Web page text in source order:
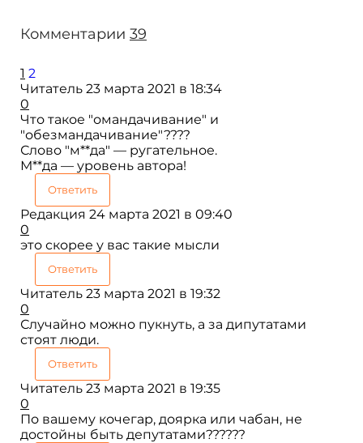
Комментарии 39
1 2
Читатель 23 марта 2021 в 18:34
0
Что такое "омандачивание" и
"обезмандачивание"????
Слово "м**да" — ругательное.
М**да — уровень автора!
Ответить
Редакция 24 марта 2021 в 09:40
0
это скорее у вас такие мысли
Ответить
Читатель 23 марта 2021 в 19:32
0
Случайно можно пукнуть, а за дипутатами
стоят люди.
Ответить
Читатель 23 марта 2021 в 19:35
0
По вашему кочегар, доярка или чабан, не
достойны быть депутатами??????